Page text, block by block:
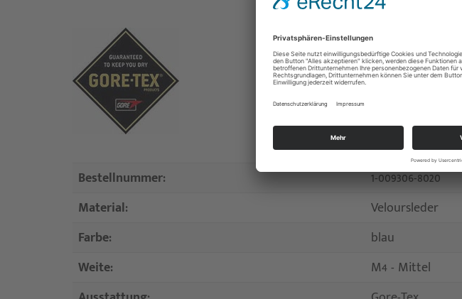
Bestellnummer:
1-009306-8020
Material:
Veloursleder
Farbe:
blau
Weite:
M4 - Mittel